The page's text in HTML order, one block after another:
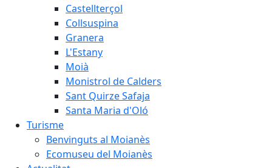
Castellterçol
Collsuspina
Granera
L'Estany
Moià
Monistrol de Calders
Sant Quirze Safaja
Santa Maria d'Oló
Turisme
Benvinguts al Moianès
Ecomuseu del Moianès